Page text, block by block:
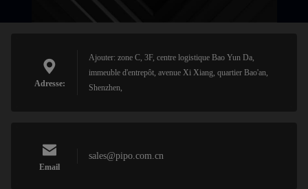
Adresse:
Ajouter: zone C, 3F, centre logistique Bao Yun Da,
immeuble d'entrepôt, avenue Xi Xiang, quartier Bao'an,
Shenzhen,
Email
sales@pipo.com.cn